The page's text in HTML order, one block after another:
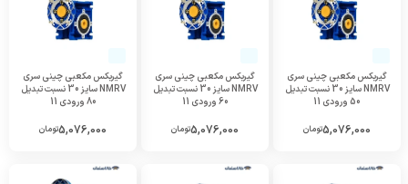
گیربکس مکعبی چینی سری
NMRV سایز 30 نسبت تبدیل
50 ورودی 11
5,076,000تومان
گیربکس مکعبی چینی سری
NMRV سایز 30 نسبت تبدیل
60 ورودی 11
5,076,000تومان
گیربکس مکعبی چینی سری
NMRV سایز 30 نسبت تبدیل
80 ورودی 11
5,076,000تومان